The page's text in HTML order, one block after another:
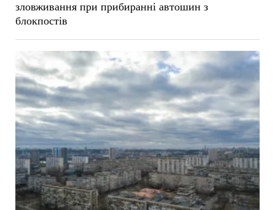
зловживання при прибиранні автошин з
блокпостів